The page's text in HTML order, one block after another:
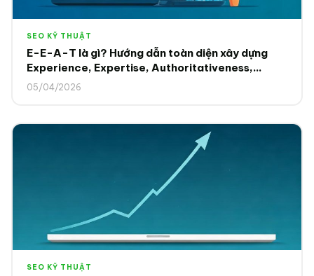
SEO KỸ THUẬT
E-E-A-T là gì? Hướng dẫn toàn diện xây dựng
Experience, Expertise, Authoritativeness,
Trustworthiness để Google và AI tin tưởng 2025
05/04/2026
SEO KỸ THUẬT